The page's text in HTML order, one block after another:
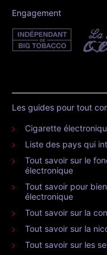
Engagement
Les guides pour tout
Cigarette
Liste des pays qui
Tout savoir sur le
électronique
Tout savoir pour
électronique
Tout savoir sur la
Tout savoir sur la
Tout savoir sur les